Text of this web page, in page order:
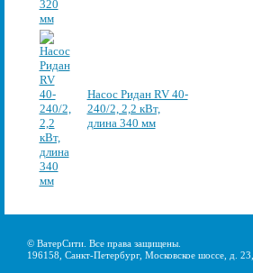
Насос Ридан RV 40-
240/2, 2,2 кВт,
длина 340 мм
© ВатерСити. Все права защищены.
196158, Санкт-Петербург, Московское шоссе, д.